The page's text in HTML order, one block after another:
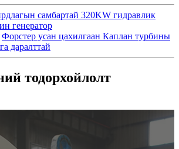
самбартай 320KW гидравлик
генератор
Форстер усан цахилгаан Каплан турбины
даралттай
тодорхойлолт